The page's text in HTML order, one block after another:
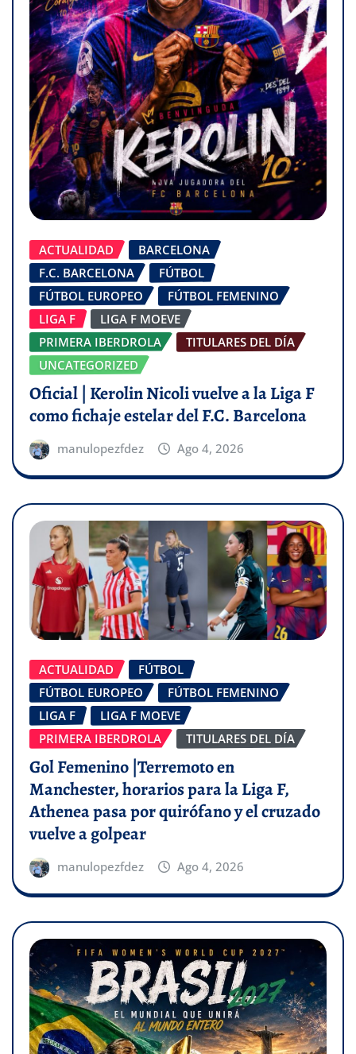
ACTUALIDAD
BARCELONA
F.C. BARCELONA
FÚTBOL
FÚTBOL EUROPEO
FÚTBOL FEMENINO
LIGA F
LIGA F MOEVE
PRIMERA IBERDROLA
TITULARES DEL DÍA
UNCATEGORIZED
Oficial | Kerolin Nicoli vuelve a la Liga F
como fichaje estelar del F.C. Barcelona
manulopezfdez Ago 4, 2026
ACTUALIDAD
FÚTBOL
FÚTBOL EUROPEO
FÚTBOL FEMENINO
LIGA F
LIGA F MOEVE
PRIMERA IBERDROLA
TITULARES DEL DÍA
Gol Femenino |Terremoto en
Manchester, horarios para la Liga F,
Athenea pasa por quirófano y el cruzado
vuelve a golpear
manulopezfdez Ago 4, 2026